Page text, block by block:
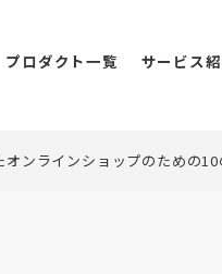
プロダクト一覧
Clover Live
サービス
海
オンラインショップのための